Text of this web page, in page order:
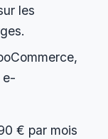
les
e-
€ par mois